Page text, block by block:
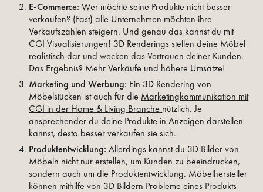
E-Commerce: Wer möchte seine Produkte nicht besser
verkaufen? (Fast) alle Unternehmen möchten ihre
Verkaufszahlen steigern. Und genau das kannst du mit
CGI Visualisierungen! 3D Renderings stellen deine Möbel
realistisch dar und wecken das Vertrauen deiner Kunden.
Das Ergebnis? Mehr Verkäufe und höhere Umsätze!
Marketing und Werbung: Ein 3D Rendering von
Möbelstücken ist auch für die Marketingkommunikation mit
CGI in der Home & Living Branche nützlich. Je
ansprechender du deine Produkte in Anzeigen darstellen
kannst, desto besser verkaufen sie sich.
Produktentwicklung:Allerdings kannst du 3D Bilder von
Möbeln nicht nur erstellen, um Kunden zu beeindrucken,
sondern auch um die Produktentwicklung. Möbelhersteller
können mithilfe von 3D Bildern Probleme eines Produkts